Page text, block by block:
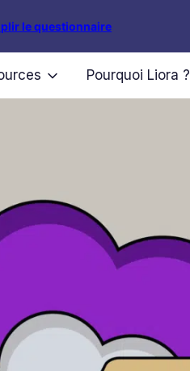
le questionnaire
Pourquoi Liora ?